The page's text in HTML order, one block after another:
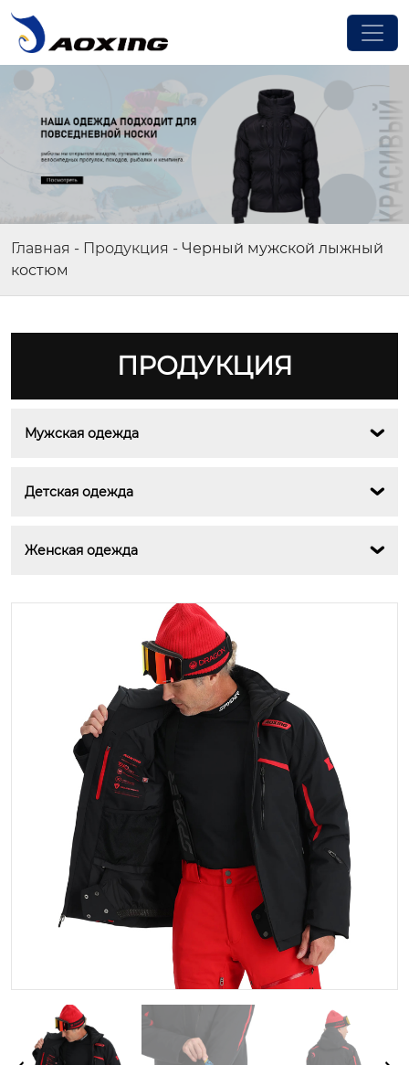
Главная - Продукция - Черный мужской лыжный
костюм
ПРОДУКЦИЯ
Мужская одежда 
Детская одежда 
Женская одежда 